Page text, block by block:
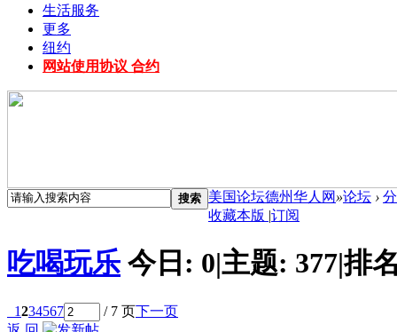
生活服务
更多
纽约
网站使用协议 合约
搜索 美国论坛德州华人网 »论坛 ›
收藏本版 |订阅
吃喝玩乐 今日: 0|主题: 377|排
1234567 / 7 页下一页